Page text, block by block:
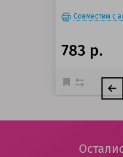
Совместим с
783 р.